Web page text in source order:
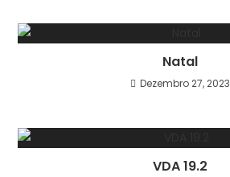
Natal
Dezembro 27, 2023
VDA 19.2